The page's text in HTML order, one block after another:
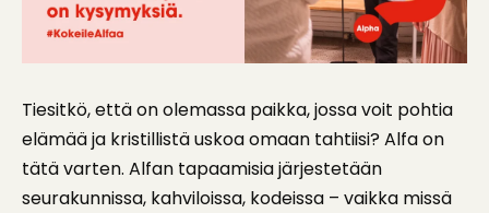
Tiesitkö, että on olemassa paikka, jossa voit pohtia
elämää ja kristillistä uskoa omaan tahtiisi? Alfa on
tätä varten. Alfan tapaamisia järjestetään
seurakunnissa, kahviloissa, kodeissa – vaikka missä